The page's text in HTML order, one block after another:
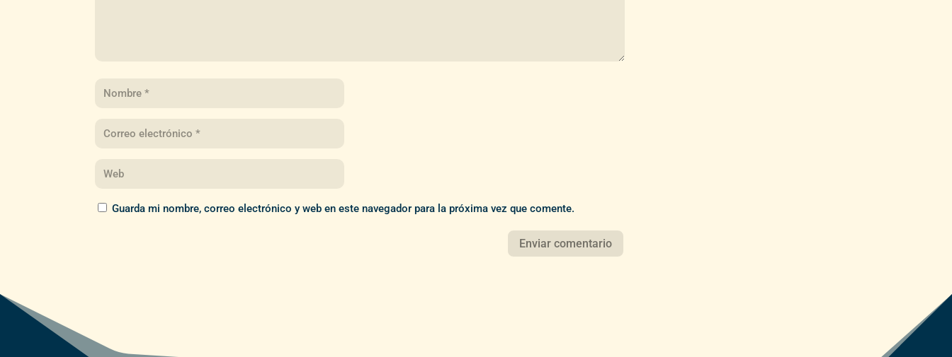
Guarda mi nombre, correo electrónico y web en este navegador para la próxima vez que comente.